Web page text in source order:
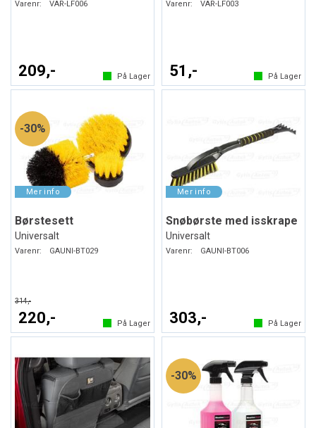
Varenr: VAR-LF006
209,- På Lager
Varenr: VAR-LF003
51,- På Lager
30%
Børstesett
Universalt
Varenr: GAUNI-BT029
314,-
220,- På Lager
Snøbørste med isskrape
Universalt
Varenr: GAUNI-BT006
303,- På Lager
30%